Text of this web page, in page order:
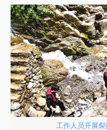
工作人员开展裂